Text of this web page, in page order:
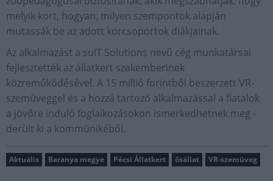
melyik kort, hogyan, milyen szempontok alapján
mutassák be az adott korcsoportok diákjainak.
Az alkalmazást a suIT Solutions nevű cég munkatársai
fejlesztették az állatkert szakemberinek
közreműködésével. A 15 millió forintból beszerzett VR-
szemüveggel és a hozzá tartozó alkalmazással a fiatalok
a jövőre induló foglalkozásokon ismerkedhetnek meg -
derült ki a kommünikéből.
Aktuális Baranya megye Pécsi Állatkert ősállat VR-szemüveg